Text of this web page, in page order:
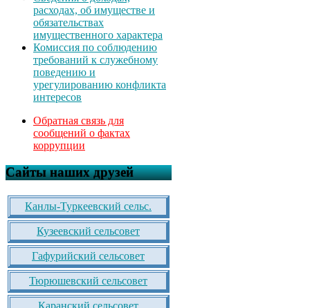
расходах, об имуществе и
обязательствах
имущественного характера
Комиссия по соблюдению
требований к служебному
поведению и
урегулированию конфликта
интересов
Обратная связь для
сообщений о фактах
коррупции
Сайты наших друзей
Канлы-Туркеевский сельс.
Кузеевский сельсовет
Гафурийский сельсовет
Тюрюшевский сельсовет
Каранский сельсовет